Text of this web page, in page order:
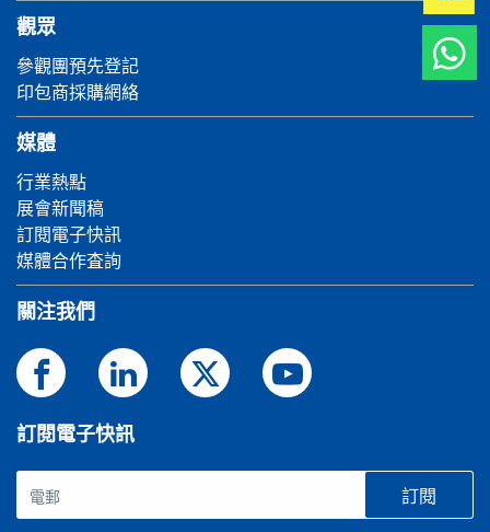
觀眾
參觀團預先登記
印包商採購網絡
媒體
行業熱點
展會新聞稿
訂閱電子快訊
媒體合作査詢
關注我們
訂閱電子快訊
訂閱